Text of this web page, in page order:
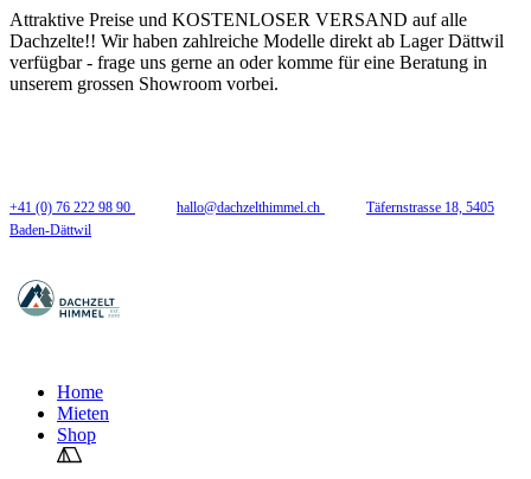
Attraktive Preise und KOSTENLOSER VERSAND auf alle
Dachzelte!! Wir haben zahlreiche Modelle direkt ab Lager Dättwil
verfügbar - frage uns gerne an oder komme für eine Beratung in
unserem grossen Showroom vorbei.
+41 (0) 76 222 98 90 hallo@dachzelthimmel.ch
Täfernstrasse 18, 5405
Baden-Dättwil
Home
Mieten
Shop